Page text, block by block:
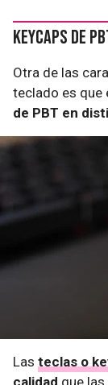
Keycaps de
Otra de las
teclado es que
de PBT en
Las teclas o
calidad que